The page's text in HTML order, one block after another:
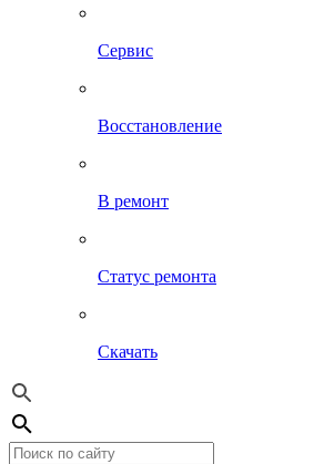
Сервис
Восстановление
В ремонт
Статус ремонта
Скачать